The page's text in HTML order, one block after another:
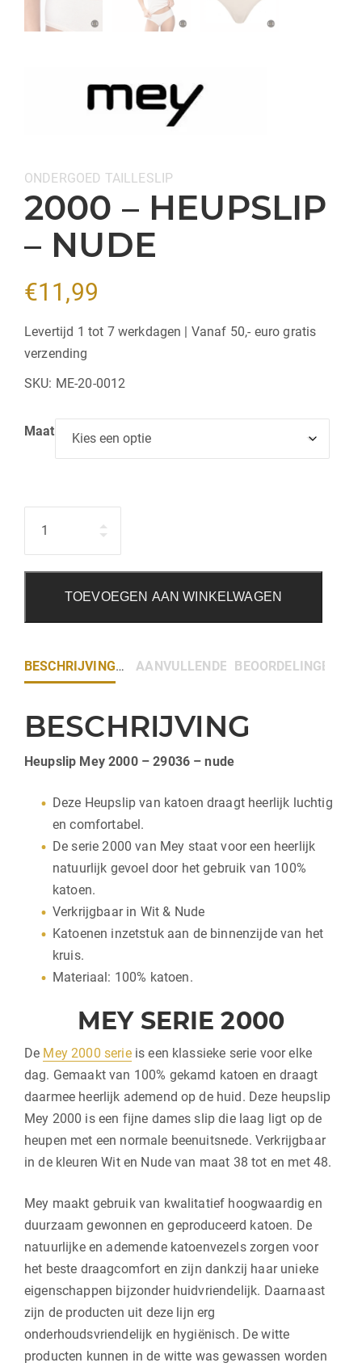
Categorieën:
ONDERGOED TAILLESLIP
2000 – HEUPSLIP
– NUDE
€11,99
Levertijd 1 tot 7 werkdagen | Vanaf 50,- euro gratis
verzending
SKU: ME-20-0012
Maat
TOEVOEGEN AAN WINKELWAGEN
BESCHRIJVING AANVULLENDE INFORMATIE
BEOORDELINGEN (0)
BESCHRIJVING
Heupslip Mey 2000 – 29036 – nude
Deze Heupslip van katoen draagt heerlijk luchtig
en comfortabel.
De serie 2000 van Mey staat voor een heerlijk
natuurlijk gevoel door het gebruik van 100%
katoen.
Verkrijgbaar in Wit & Nude
Katoenen inzetstuk aan de binnenzijde van het
kruis.
Materiaal: 100% katoen.
MEY SERIE 2000
De Mey 2000 serieis een klassieke serie voor elke
dag. Gemaakt van 100% gekamd katoen en draagt
daarmee heerlijk ademend op de huid. Deze heupslip
Mey 2000 is een fijne dames slip die laag ligt op de
heupen met een normale beenuitsnede. Verkrijgbaar
in de kleuren Wit en Nude van maat 38 tot en met 48.
Mey maakt gebruik van kwalitatief hoogwaardig en
duurzaam gewonnen en geproduceerd katoen. De
natuurlijke en ademende katoenvezels zorgen voor
het beste draagcomfort en zijn dankzij haar unieke
eigenschappen bijzonder huidvriendelijk. Daarnaast
zijn de producten uit deze lijn erg
onderhoudsvriendelijk en hygiënisch. De witte
producten kunnen in de witte was gewassen worden